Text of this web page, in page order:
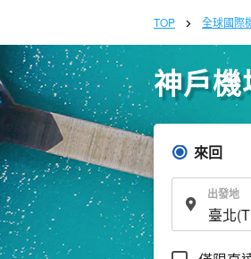
TOP 全球國際
神戶機
來回
出發地